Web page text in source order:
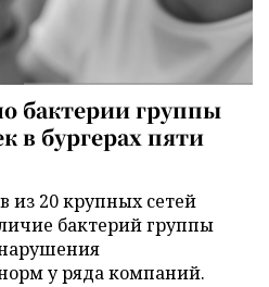
бактерии группы
в бургерах пяти
из 20 крупных сетей
бактерий группы
у ряда компаний.